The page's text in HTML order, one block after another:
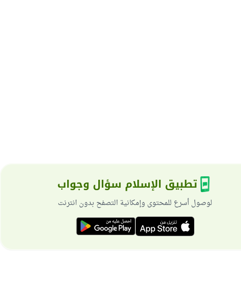
تطبيق الإسلام سؤال وجواب
لوصول أسرع للمحتوى وإمكانية التصفح بدون انترنت